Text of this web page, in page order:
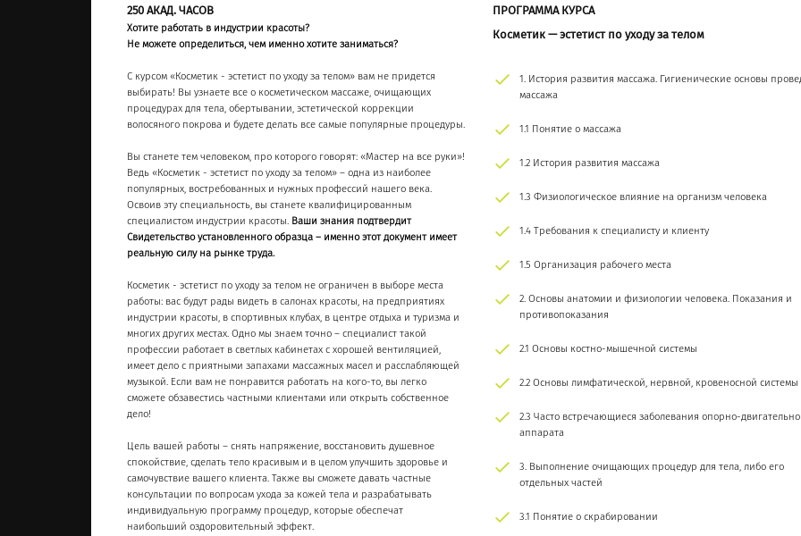
250 АКАД. ЧАСОВ
Хотите работать в индустрии красоты?
Не можете определиться, чем именно хотите заниматься?
С курсом «Косметик - эстетист по уходу за телом» вам не придется
выбирать! Вы узнаете все о косметическом массаже, очищающих
процедурах для тела, обертывании, эстетической коррекции
волосяного покрова и будете делать все самые популярные процедуры.
Вы станете тем человеком, про которого говорят: «Мастер на все руки»!
Ведь «Косметик - эстетист по уходу за телом» – одна из наиболее
популярных, востребованных и нужных профессий нашего века.
Освоив эту специальность, вы станете квалифицированным
специалистом индустрии красоты. Ваши знания подтвердит
Свидетельство установленного образца – именно этот документ имеет
реальную силу на рынке труда.
Косметик - эстетист по уходу за телом не ограничен в выборе места
работы: вас будут рады видеть в салонах красоты, на предприятиях
индустрии красоты, в спортивных клубах, в центре отдыха и туризма и
многих других местах. Одно мы знаем точно – специалист такой
профессии работает в светлых кабинетах с хорошей вентиляцией,
имеет дело с приятными запахами массажных масел и расслабляющей
музыкой. Если вам не понравится работать на кого-то, вы легко
сможете обзавестись частными клиентами или открыть собственное
дело!
Цель вашей работы – снять напряжение, восстановить душевное
спокойствие, сделать тело красивым и в целом улучшить здоровье и
самочувствие вашего клиента. Также вы сможете давать частные
консультации по вопросам ухода за кожей тела и разрабатывать
индивидуальную программу процедур, которые обеспечат
наибольший оздоровительный эффект.
ПРОГРАММА КУРСА
Косметик — эстетист по уходу за телом
1. История развития массажа. Гигиенические основы
массажа
1.1 Понятие о массажа
1.2 История развития массажа
1.3 Физиологическое влияние на организм человека
1.4 Требования к специалисту и клиенту
1.5 Организация рабочего места
2. Основы анатомии и физиологии человека. Показания и
противопоказания
2.1 Основы костно-мышечной системы
2.2 Основы лимфатической, нервной, кровеносной системы
2.3 Часто встречающиеся заболевания опорно-
аппарата
3. Выполнение очищающих процедур для тела, либо его
отдельных частей
3.1 Понятие о скрабировании